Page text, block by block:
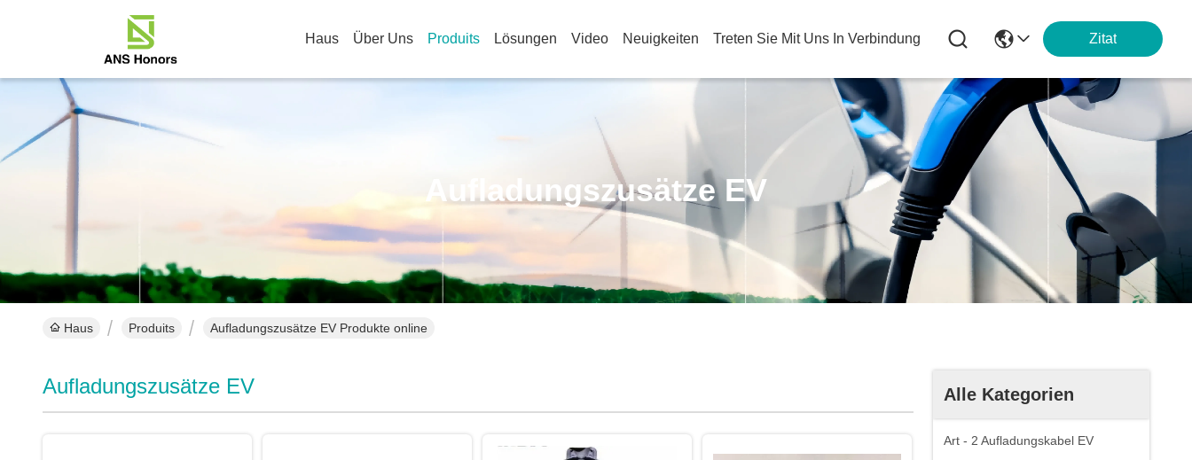
Haus Über Uns Produits Lösungen Video Neuigkeiten Treten Sie Mit Uns In Verbindung Zitat
Aufladungszusätze EV
Haus Produits Aufladungszusätze EV Produkte online
Alle Kategorien
Art - 2 Aufladungskabel EV
Aufladungszusätze EV